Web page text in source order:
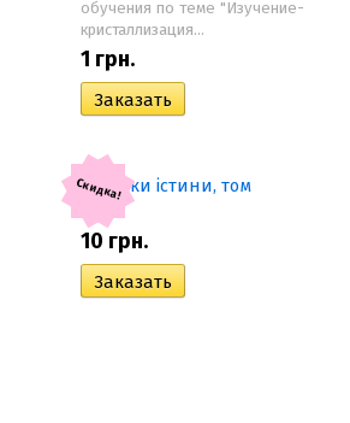
обучения по теме "Изучение-
кристаллизация...
1 грн.
Скидка!
10 грн.